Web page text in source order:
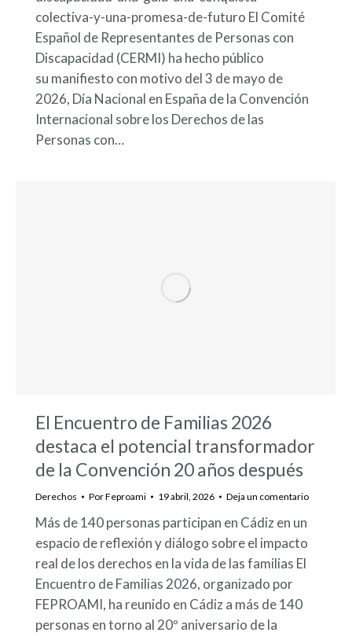
colectiva-y-una-promesa-de-futuro El Comité
Español de Representantes de Personas con
Discapacidad (CERMI) ha hecho público
su manifiesto con motivo del 3 de mayo de
2026, Día Nacional en España de la Convención
Internacional sobre los Derechos de las
Personas con…
El Encuentro de Familias 2026
destaca el potencial transformador
de la Convención 20 años después
Derechos PorFeproami 19 abril, 2026 Deja un comentario
Más de 140 personas participan en Cádiz en un
espacio de reflexión y diálogo sobre el impacto
real de los derechos en la vida de las familias El
Encuentro de Familias 2026, organizado por
FEPROAMI, ha reunido en Cádiz a más de 140
personas en torno al 20º aniversario de la